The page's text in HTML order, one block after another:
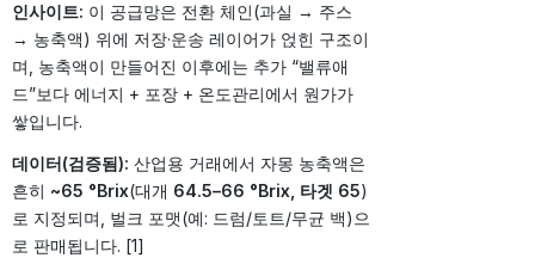
인사이트: 이 공급망은 전환 체인(과실 → 주스
→ 농축액) 위에 저장·운송 레이어가 얹힌 구조이
며, 농축액이 만들어진 이후에는 추가 “밸류애
드”보다 에너지 + 포장 + 온도관리에서 원가가
쌓입니다.
데이터(검증됨): 산업용 거래에서 자몽 농축액은
흔히 ~65 °Brix(대개 64.5–66 °Brix, 타겟 65)
로 지정되며, 벌크 포맷(예: 드럼/토트/무균 백)으
로 판매됩니다. [1]